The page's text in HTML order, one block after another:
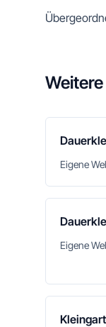
Eigene
Eigene